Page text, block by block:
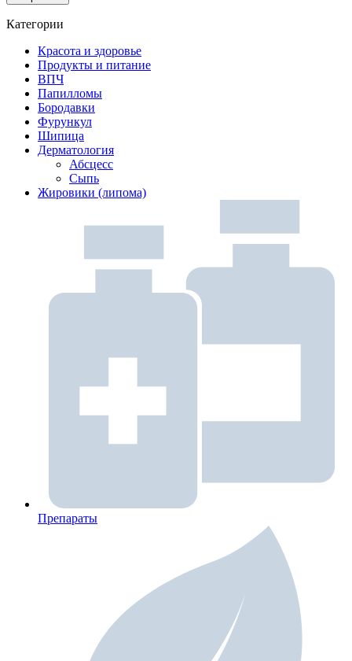
Категории
Красота и здоровье
Продукты и питание
ВПЧ
Папилломы
Бородавки
Фурункул
Шипица
Дерматология
Абсцесс
Сыпь
Жировики (липома)
Препараты